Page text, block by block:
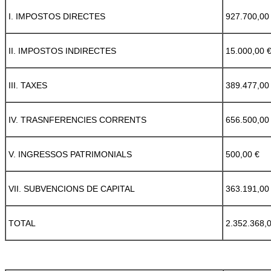
I. IMPOSTOS DIRECTES 927.700,00
II. IMPOSTOS INDIRECTES 15.000,00 €
III. TAXES 389.477,00
IV. TRASNFERENCIES CORRENTS 656.500,00
V. INGRESSOS PATRIMONIALS 500,00 €
VII. SUBVENCIONS DE CAPITAL 363.191,00
TOTAL